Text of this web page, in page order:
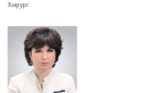
Хирург